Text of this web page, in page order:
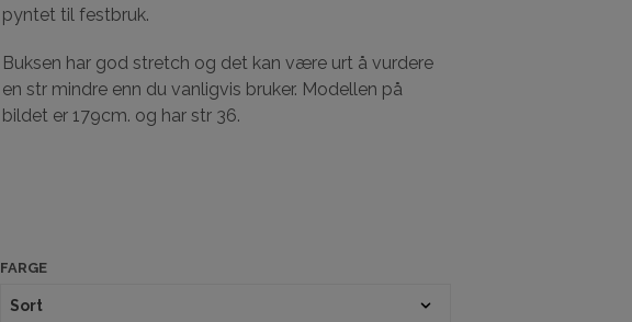
pyntet til festbruk.
Buksen har god stretch og det kan være urt å vurdere
en str mindre enn du vanligvis bruker. Modellen på
bildet er 179cm. og har str 36.
FARGE